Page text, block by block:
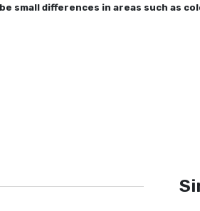
small differences in areas such as